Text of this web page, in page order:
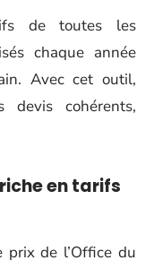
de toutes les
chaque année
Avec cet outil,
cohérents,
en tarifs
prix de l’Office du